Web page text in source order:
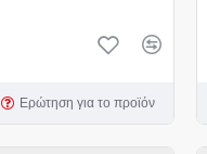
Ερώτηση για το προϊόν